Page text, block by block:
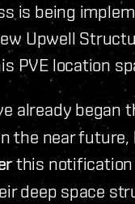
is being
Upwell
PVE location
already began
the near
this notification
deep space